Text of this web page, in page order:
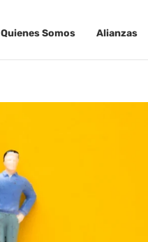
Quienes Somos Alianzas